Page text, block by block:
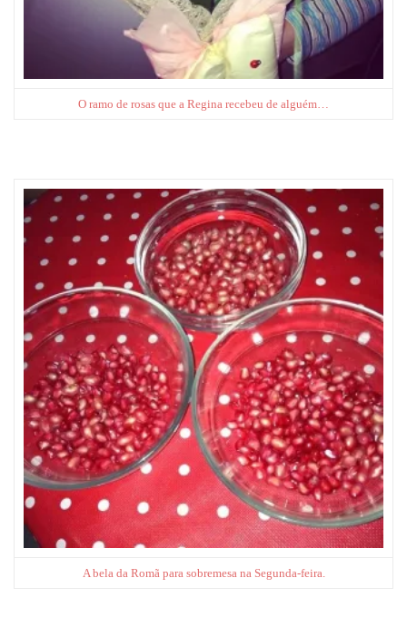
O ramo de rosas que a Regina recebeu de alguém…
A bela da Romã para sobremesa na Segunda-feira.